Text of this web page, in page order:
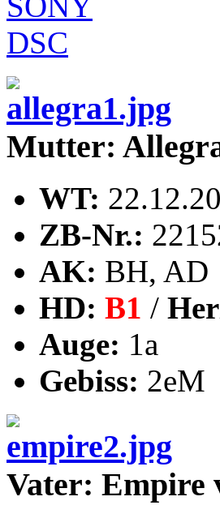
Mutter:
WT:
ZB-Nr.:
AK: BH, AD
HD: B1 /
Auge: 1a
Gebiss: 2eM
Vater: Empire